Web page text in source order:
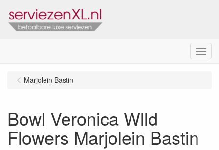
Menu
Marjolein Bastin
Bowl Veronica Wlld
Flowers Marjolein Bastin